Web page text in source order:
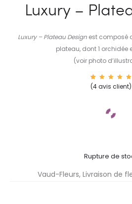
Luxury –
Luxury – Plateau Designest composé
plateau, dont 1 orchidée
(voir photo
Noté
5.00
4
notatio
ns
client
(4avis client)
Rupture de
Vaud-Fleurs, Livraison de